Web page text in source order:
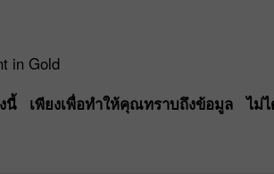
in Gold
นี้ เพียงเพื่อทำให้คุณทราบถึงข้อมูล ไม่ไ